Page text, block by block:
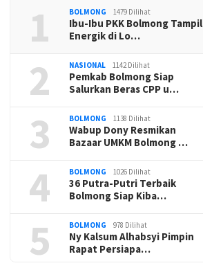
1 BOLMONG 1479 Dilihat
Ibu-Ibu PKK Bolmong Tampil
Energik di Lo…
2 NASIONAL 1142 Dilihat
Pemkab Bolmong Siap
Salurkan Beras CPP u…
3 BOLMONG 1138 Dilihat
Wabup Dony Resmikan
Bazaar UMKM Bolmong …
4 BOLMONG 1026 Dilihat
36 Putra-Putri Terbaik
Bolmong Siap Kiba…
5 BOLMONG 978 Dilihat
Ny Kalsum Alhabsyi Pimpin
Rapat Persiapa…